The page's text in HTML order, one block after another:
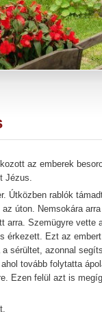
az emberek
Jézus.
rablók
úton. Nemsokára
arra. Szemügyre
érkezett. Ezt az
sérültet, azonnal
tovább folytatta
Ezen felül azt is